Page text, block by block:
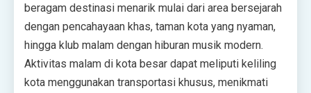
beragam destinasi menarik mulai dari area bersejarah
dengan pencahayaan khas, taman kota yang nyaman,
hingga klub malam dengan hiburan musik modern.
Aktivitas malam di kota besar dapat meliputi keliling
kota menggunakan transportasi khusus, menikmati